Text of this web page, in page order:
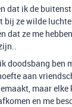
dat ik de
bij ze wilde
dat ze me
doodsbang ben
aan
maar
en me